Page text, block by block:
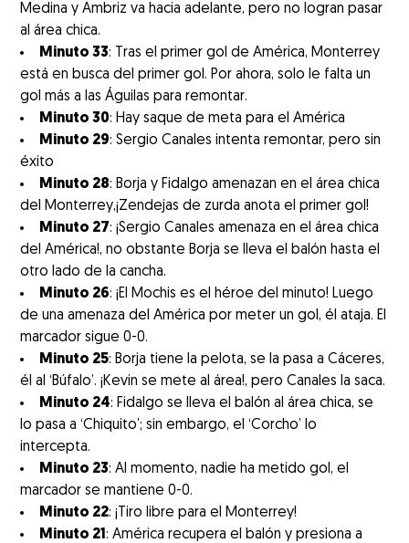
Medina y Ambriz va hacia adelante, pero no logran pasar
al área chica.
Minuto 33: Tras el primer gol de América, Monterrey
está en busca del primer gol. Por ahora, solo le falta un
gol más a las Águilas para remontar.
Minuto 30: Hay saque de meta para el América
Minuto 29: Sergio Canales intenta remontar, pero sin
éxito
Minuto 28: Borja y Fidalgo amenazan en el área chica
del Monterrey,¡Zendejas de zurda anota el primer gol!
Minuto 27: ¡Sergio Canales amenaza en el área chica
del América!, no obstante Borja se lleva el balón hasta el
otro lado de la cancha.
Minuto 26: ¡El Mochis es el héroe del minuto! Luego
de una amenaza del América por meter un gol, él ataja. El
marcador sigue 0-0.
Minuto 25: Borja tiene la pelota, se la pasa a Cáceres,
él al ‘Búfalo’. ¡Kevin se mete al área!, pero Canales la saca.
Minuto 24: Fidalgo se lleva el balón al área chica, se
lo pasa a ‘Chiquito’; sin embargo, el ‘Corcho’ lo
intercepta.
Minuto 23: Al momento, nadie ha metido gol, el
marcador se mantiene 0-0.
Minuto 22: ¡Tiro libre para el Monterrey!
Minuto 21: América recupera el balón y presiona a